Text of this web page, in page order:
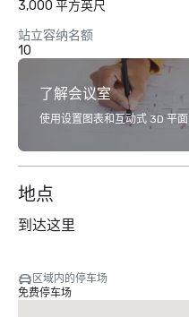
3,000 平方英尺
站立容纳名额
10
了解会议室
使用设置图表和互动式 3D 平面
地点
到达这里
区域内的停车场
免费停车场